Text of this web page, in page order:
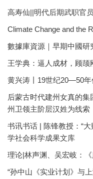
高寿仙||明代后期武职官
Climate Change and the
數據庫資源｜早期中國研
王学典：逼人成材，顾
黄兴涛丨19世纪20—50
后蒙古时代建州女真的
州卫领主阶层汉姓为线索
书讯书话 | 陈锋教授：“
学社会科学成果文库
理论|林声渊、吴宏岐：
“孙中山《实业计划》与